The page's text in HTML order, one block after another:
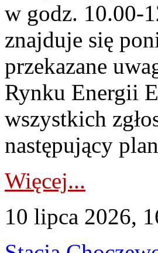
w godz. 10.00-
znajduje się
przekazane
Rynku Energii
wszystkich
następujący
Więcej...
10 lipca 2026,